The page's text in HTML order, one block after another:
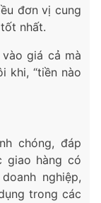
đơn vị cung
nhất.
giá cả mà
khi, “tiền nào
chóng, đáp
giao hàng có
nghiệp,
trong các